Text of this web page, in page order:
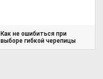
Как не ошибиться при
выборе гибкой черепицы